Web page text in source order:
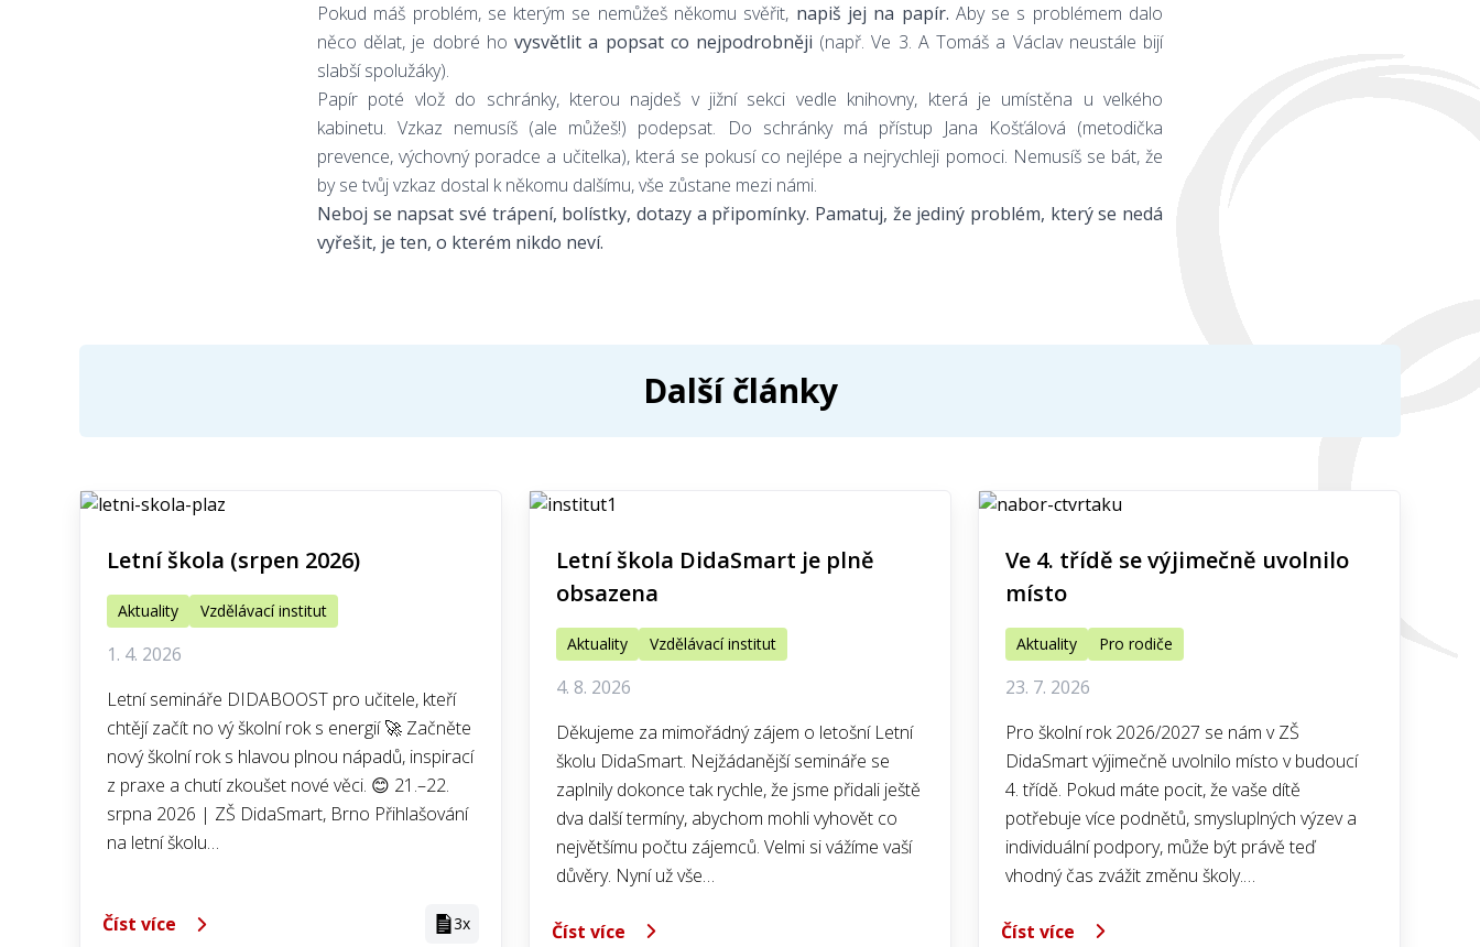
Pokud máš problém, se kterým se nemůžeš někomu svěřit, napiš jej na papír. Aby se s problémem dalo
něco dělat, je dobré hovysvětlit a popsat co nejpodrobněji (např. Ve 3. A Tomáš a Václav neustále bijí
slabší spolužáky).
Papír poté vlož do schránky, kterou najdeš v jižní sekci vedle knihovny, která je umístěna u velkého
kabinetu. Vzkaz nemusíš (ale můžeš!) podepsat. Do schránky má přístup Jana Košťálová (metodička
prevence, výchovný poradce a učitelka), která se pokusí co nejlépe a nejrychleji pomoci. Nemusíš se bát, že
by se tvůj vzkaz dostal k někomu dalšímu, vše zůstane mezi námi.
Neboj se napsat své trápení, bolístky, dotazy a připomínky. Pamatuj, že jediný problém, který se nedá
vyřešit, je ten, o kterém nikdo neví.
Další články
Letní škola (srpen 2026)
Aktuality Vzdělávací institut
1. 4. 2026
Letní semináře DIDABOOST pro učitele, kteří
chtějí začít no vý školní rok s energií 🚀 Začněte
nový školní rok s hlavou plnou nápadů, inspirací
z praxe a chutí zkoušet nové věci. 😊 21.–22.
srpna 2026 | ZŠ DidaSmart, Brno Přihlašování
na letní školu…
Číst více 3x
Letní škola DidaSmart je plně
obsazena
Aktuality Vzdělávací institut
4. 8. 2026
Děkujeme za mimořádný zájem o letošní Letní
školu DidaSmart. Nejžádanější semináře se
zaplnily dokonce tak rychle, že jsme přidali ještě
dva další termíny, abychom mohli vyhovět co
největšímu počtu zájemců. Velmi si vážíme vaší
důvěry. Nyní už vše…
Číst více
Ve 4. třídě se výjimečně uvolnilo
místo
Aktuality Pro rodiče
23. 7. 2026
Pro školní rok 2026/2027 se nám v ZŠ
DidaSmart výjimečně uvolnilo místo v budoucí
4. třídě. Pokud máte pocit, že vaše dítě
potřebuje více podnětů, smysluplných výzev a
individuální podpory, může být právě teď
vhodný čas zvážit změnu školy.…
Číst více